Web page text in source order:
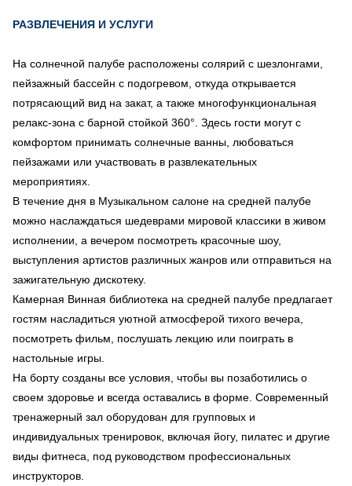
РАЗВЛЕЧЕНИЯ И УСЛУГИ
На солнечной палубе расположены солярий с шезлонгами,
пейзажный бассейн с подогревом, откуда открывается
потрясающий вид на закат, а также многофункциональная
релакс-зона с барной стойкой 360°. Здесь гости могут с
комфортом принимать солнечные ванны, любоваться
пейзажами или участвовать в развлекательных
мероприятиях.
В течение дня в Музыкальном салоне на средней палубе
можно наслаждаться шедеврами мировой классики в живом
исполнении, а вечером посмотреть красочные шоу,
выступления артистов различных жанров или отправиться на
зажигательную дискотеку.
Камерная Винная библиотека на средней палубе предлагает
гостям насладиться уютной атмосферой тихого вечера,
посмотреть фильм, послушать лекцию или поиграть в
настольные игры.
На борту созданы все условия, чтобы вы позаботились о
своем здоровье и всегда оставались в форме. Современный
тренажерный зал оборудован для групповых и
индивидуальных тренировок, включая йогу, пилатес и другие
виды фитнеса, под руководством профессиональных
инструкторов.